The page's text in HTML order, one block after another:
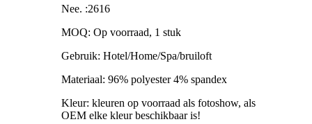
Nee. :2616
MOQ: Op voorraad, 1 stuk
Gebruik: Hotel/Home/Spa/bruiloft
Materiaal: 96% polyester 4% spandex
Kleur: kleuren op voorraad als fotoshow, als
OEM elke kleur beschikbaar is!